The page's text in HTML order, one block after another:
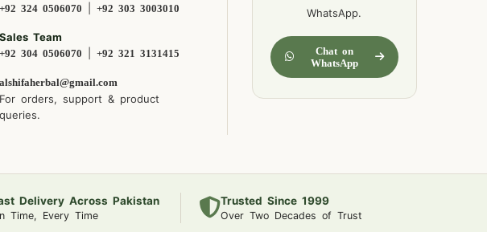
+92 324 0506070 |+92 303 3003010
Sales Team
+92 304 0506070 |+92 321 3131415
alshifaherbal@gmail.com
For orders, support & product
queries.
WhatsApp.
Chat on
WhatsApp
Delivery Across Pakistan
Time, Every Time
Trusted Since 1999
Over Two Decades of Trust